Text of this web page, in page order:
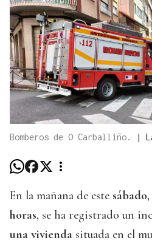
Bomberos de O Carballiño. |
En la mañana de este sábado
horas, se ha registrado un
una vivienda situada en el